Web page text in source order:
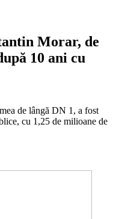
Morar, de
10 ani cu
de lângă DN 1, a fost
cu 1,25 de milioane de